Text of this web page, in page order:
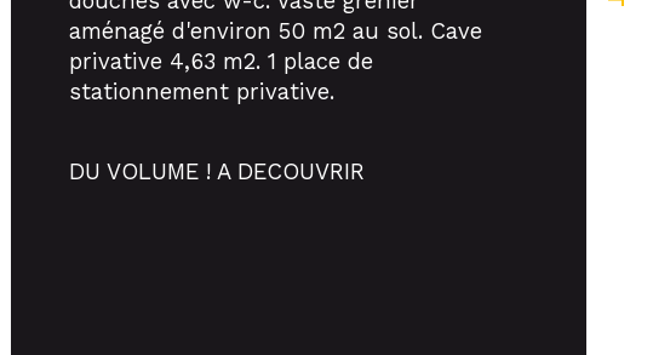
Nb de salle d'eau
Année de construction
aménagé d'environ 50 m2 au sol. Cave
privative 4,63 m2. 1 place de
stationnement privative.
DU VOLUME ! A DECOUVRIR